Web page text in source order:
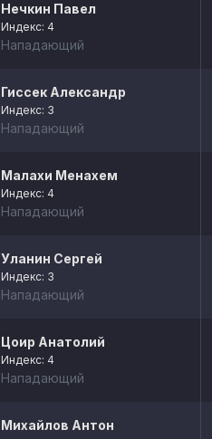
Нечкин Павел
Индекс: 4
Нападающий
Гиссек Александр
Индекс: 3
Нападающий
Малахи Менахем
Индекс: 4
Нападающий
Уланин Сергей
Индекс: 3
Нападающий
Цоир Анатолий
Индекс: 4
Нападающий
Михайлов Антон